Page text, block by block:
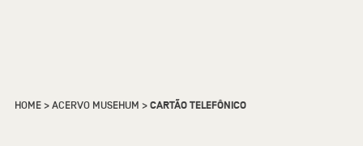
HOME>ACERVO MUSEHUM >CARTÃO TELEFÔNICO